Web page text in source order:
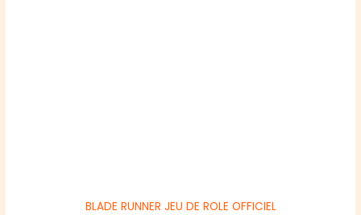
BLADE RUNNER JEU DE ROLE OFFICIEL